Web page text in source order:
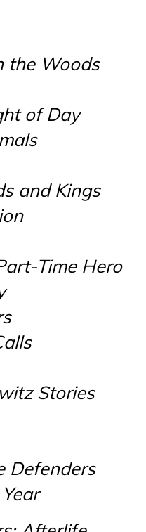
the Woods
of Day
and Kings
Time Hero
Stories
Defenders